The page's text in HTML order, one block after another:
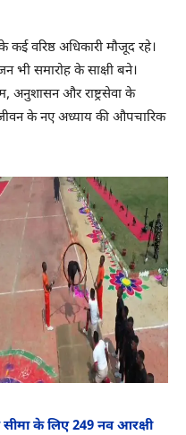
वरिष्ठ अधिकारी मौजूद रहे।
भी समारोह के साक्षी बने।
अनुशासन और राष्ट्रसेवा के
के नए अध्याय की औपचारिक
के लिए 249 नव आरक्षी